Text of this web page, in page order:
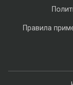
Правила